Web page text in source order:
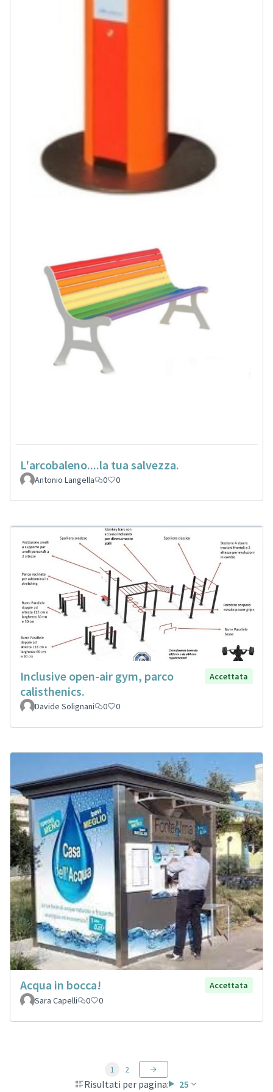
L'arcobaleno....la tua salvezza.
Antonio Langella 0 0
Inclusive open-air gym, parco
calisthenics.
Accettata
Davide Solignani 0 0
Acqua in bocca!
Accettata
Sara Capelli
0 0
Risultati per pagina: 25
1 2